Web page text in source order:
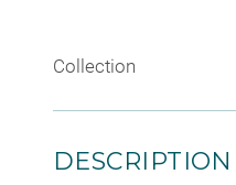
Collection
DESCRIPTION